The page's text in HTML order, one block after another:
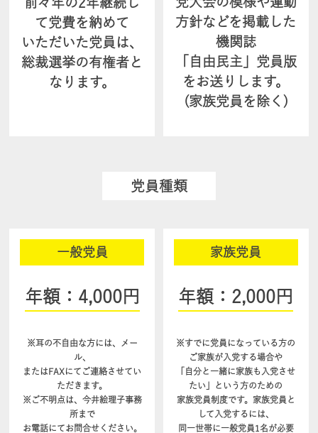
て党費を納めて
いただいた党員は、
総裁選挙の有権者と
なります。
方針などを掲載した
機関誌
「自由民主」党員版
をお送りします。
(家族党員を除く)
党員種類
一般党員
年額：4,000円
※耳の不自由な方には、
メー
ル、
またはFAXにてご連絡させてい
ただきます。
※ご不明点は、今井絵理子事務
所まで
お電話にてお問合せください。
家族党員
年額：2,000円
※すでに党員になっている方の
ご家族が入党する場合や
「自分と一緒に家族も入党させ
たい」という方のための
家族党員制度です。 家族党員と
して入党するには、
同一世帯に一般党員1名が必要